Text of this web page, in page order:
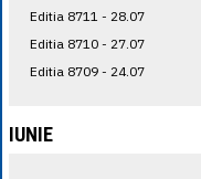
Editia 8711 - 28.07
Editia 8710 - 27.07
Editia 8709 - 24.07
IUNIE